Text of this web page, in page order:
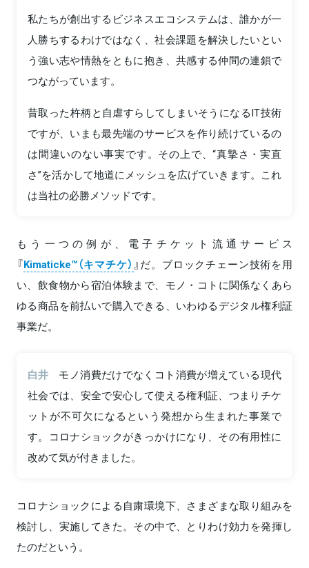
私たちが創出するビジネスエコシステムは、誰かが一
人勝ちするわけではなく、社会課題を解決したいとい
う強い志や情熱をともに抱き、共感する仲間の連鎖で
つながっています。
昔取った杵柄と自虐すらしてしまいそうになるIT技術
ですが、いまも最先端のサービスを作り続けているの
は間違いのない事実です。その上で、“真摯さ・実直
さ”を活かして地道にメッシュを広げていきます。これ
は当社の必勝メソッドです。
もう一つの例が、電子チケット流通サービス
『Kimaticke™（キマチケ）』だ。ブロックチェーン技術を用
い、飲食物から宿泊体験まで、モノ・コトに関係なくあら
ゆる商品を前払いで購入できる、いわゆるデジタル権利証
事業だ。
白井
モノ消費だけでなくコト消費が増えている現代
社会では、安全で安心して使える権利証、つまりチケ
ットが不可欠になるという発想から生まれた事業で
す。コロナショックがきっかけになり、その有用性に
改めて気が付きました。
コロナショックによる自粛環境下、さまざまな取り組みを
検討し、実施してきた。その中で、とりわけ効力を発揮し
たのだという。